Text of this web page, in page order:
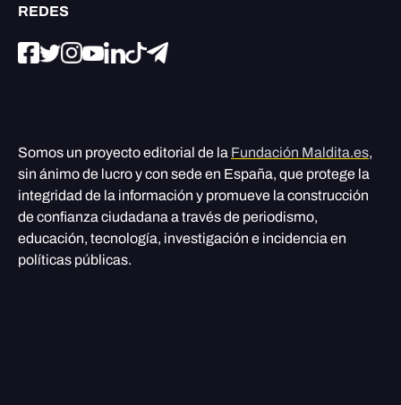
REDES
Somos un proyecto editorial de la Fundación Maldita.es,
sin ánimo de lucro y con sede en España, que protege la
integridad de la información y promueve la construcción
de confianza ciudadana a través de periodismo,
educación, tecnología, investigación e incidencia en
políticas públicas.